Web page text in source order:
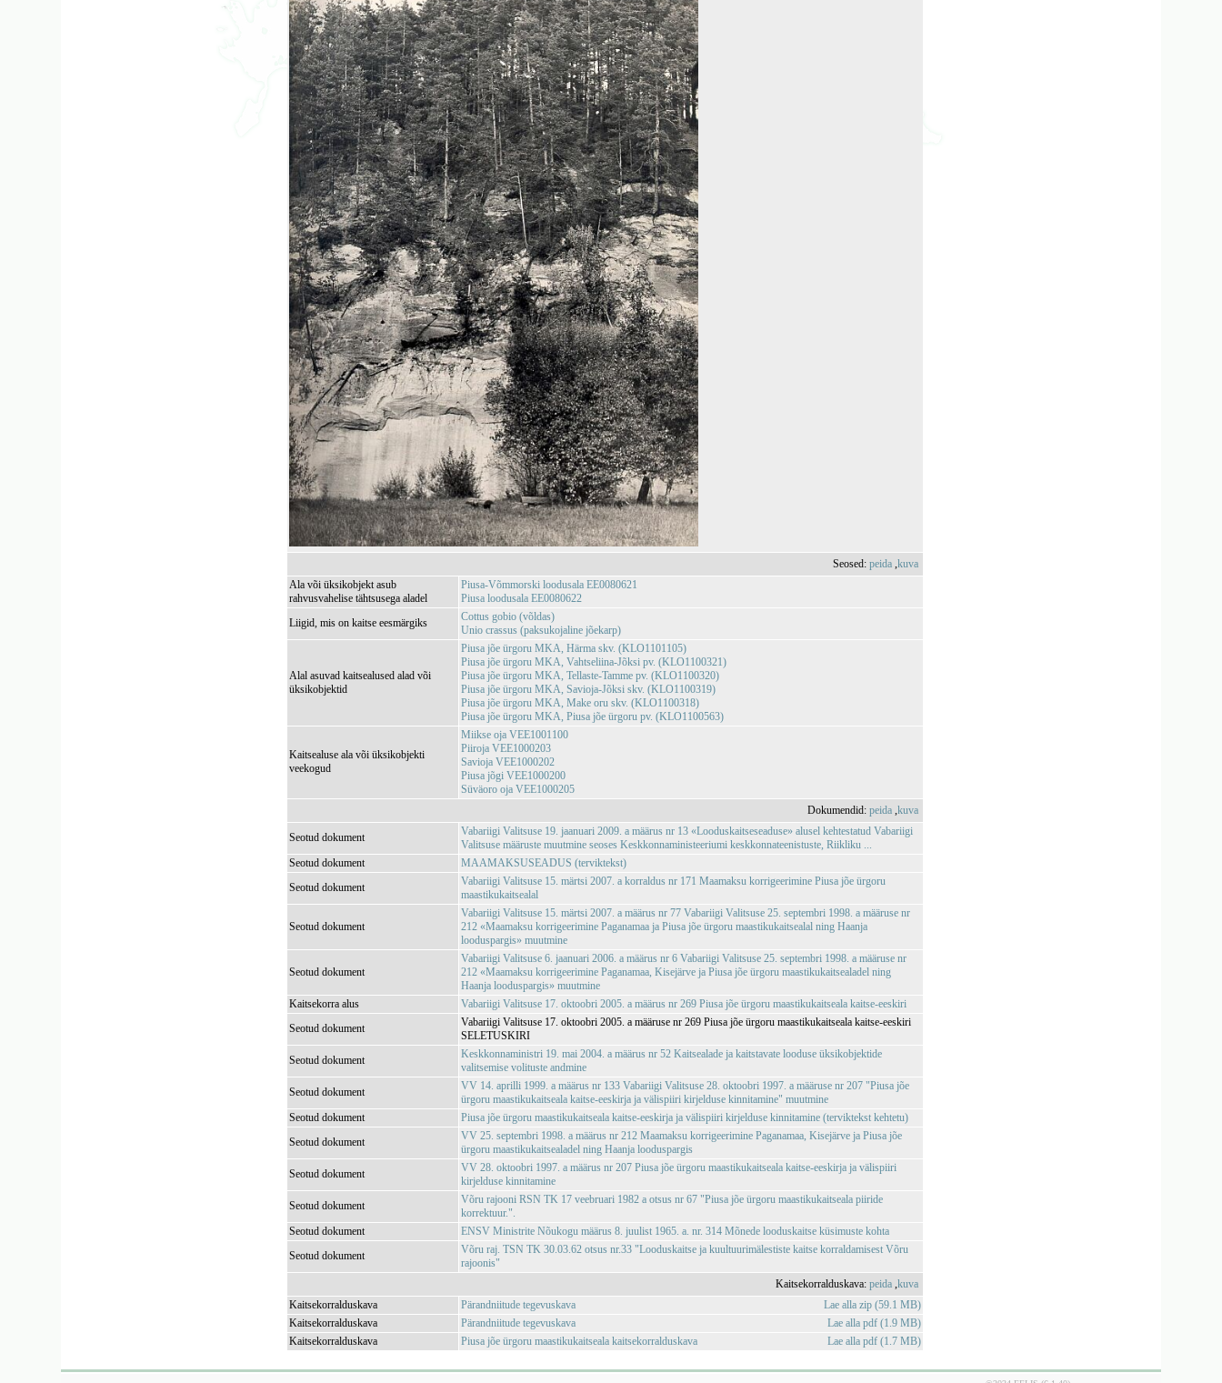
Seosed:peida ,kuva
Ala või üksikobjekt asub
rahvusvahelise tähtsusega aladel
Piusa-Võmmorski loodusala EE0080621
Piusa loodusala EE0080622
Liigid, mis on kaitse eesmärgiks
Cottus gobio (võldas)
Unio crassus (paksukojaline jõekarp)
Alal asuvad kaitsealused alad või
üksikobjektid
Piusa jõe ürgoru MKA, Härma skv. (KLO1101105)
Piusa jõe ürgoru MKA, Vahtseliina-Jõksi pv. (KLO1100321)
Piusa jõe ürgoru MKA, Tellaste-Tamme pv. (KLO1100320)
Piusa jõe ürgoru MKA, Savioja-Jõksi skv. (KLO1100319)
Piusa jõe ürgoru MKA, Make oru skv. (KLO1100318)
Piusa jõe ürgoru MKA, Piusa jõe ürgoru pv. (KLO1100563)
Kaitsealuse ala või üksikobjekti
veekogud
Miikse oja VEE1001100
Piiroja VEE1000203
Savioja VEE1000202
Piusa jõgi VEE1000200
Süväoro oja VEE1000205
Dokumendid:peida ,kuva
Seotud dokument
Vabariigi Valitsuse 19. jaanuari 2009. a määrus nr 13 «Looduskaitseseaduse» alusel kehtestatud Vabariigi
Valitsuse määruste muutmine seoses Keskkonnaministeeriumi keskkonnateenistuste, Riikliku ...
Seotud dokument
MAAMAKSUSEADUS (terviktekst)
Seotud dokument
Vabariigi Valitsuse 15. märtsi 2007. a korraldus nr 171 Maamaksu korrigeerimine Piusa jõe ürgoru
maastikukaitsealal
Seotud dokument
Vabariigi Valitsuse 15. märtsi 2007. a määrus nr 77 Vabariigi Valitsuse 25. septembri 1998. a määruse nr
212 «Maamaksu korrigeerimine Paganamaa ja Piusa jõe ürgoru maastikukaitsealal ning Haanja
looduspargis» muutmine
Seotud dokument
Vabariigi Valitsuse 6. jaanuari 2006. a määrus nr 6 Vabariigi Valitsuse 25. septembri 1998. a määruse nr
212 «Maamaksu korrigeerimine Paganamaa, Kisejärve ja Piusa jõe ürgoru maastikukaitsealadel ning
Haanja looduspargis» muutmine
Kaitsekorra alus
Vabariigi Valitsuse 17. oktoobri 2005. a määrus nr 269 Piusa jõe ürgoru maastikukaitseala kaitse-eeskiri
Seotud dokument
Vabariigi Valitsuse 17. oktoobri 2005. a määruse nr 269 Piusa jõe ürgoru maastikukaitseala kaitse-eeskiri
SELETUSKIRI
Seotud dokument
Keskkonnaministri 19. mai 2004. a määrus nr 52 Kaitsealade ja kaitstavate looduse üksikobjektide
valitsemise volituste andmine
Seotud dokument
VV 14. aprilli 1999. a määrus nr 133 Vabariigi Valitsuse 28. oktoobri 1997. a määruse nr 207 "Piusa jõe
ürgoru maastikukaitseala kaitse-eeskirja ja välispiiri kirjelduse kinnitamine" muutmine
Seotud dokument
Piusa jõe ürgoru maastikukaitseala kaitse-eeskirja ja välispiiri kirjelduse kinnitamine (terviktekst kehtetu)
Seotud dokument
VV 25. septembri 1998. a määrus nr 212 Maamaksu korrigeerimine Paganamaa, Kisejärve ja Piusa jõe
ürgoru maastikukaitsealadel ning Haanja looduspargis
Seotud dokument
VV 28. oktoobri 1997. a määrus nr 207 Piusa jõe ürgoru maastikukaitseala kaitse-eeskirja ja välispiiri
kirjelduse kinnitamine
Seotud dokument
Võru rajooni RSN TK 17 veebruari 1982 a otsus nr 67 "Piusa jõe ürgoru maastikukaitseala piiride
korrektuur.".
Seotud dokument
ENSV Ministrite Nõukogu määrus 8. juulist 1965. a. nr. 314 Mõnede looduskaitse küsimuste kohta
Seotud dokument
Võru raj. TSN TK 30.03.62 otsus nr.33 "Looduskaitse ja kuultuurimälestiste kaitse korraldamisest Võru
rajoonis"
Kaitsekorralduskava:peida ,kuva
Kaitsekorralduskava
Lae alla zip (59.1 MB)
Pärandniitude tegevuskava
Kaitsekorralduskava
Lae alla pdf (1.9 MB)
Pärandniitude tegevuskava
Kaitsekorralduskava
Lae alla pdf (1.7 MB)
Piusa jõe ürgoru maastikukaitseala kaitsekorralduskava